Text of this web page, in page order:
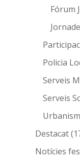
Fórum
Policia
Serveis
Serveis
Destacat
Notícies